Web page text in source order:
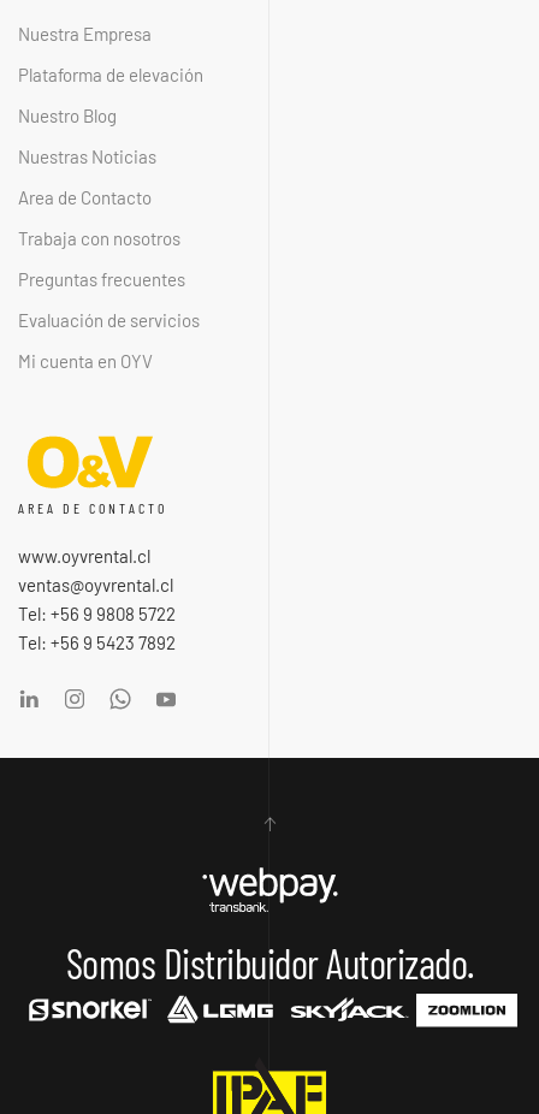
Nuestra Empresa
Plataforma de elevación
Nuestro Blog
Nuestras Noticias
Area de Contacto
Trabaja con nosotros
Preguntas frecuentes
Evaluación de servicios
Mi cuenta en OYV
AREA DE CONTACTO
www.oyvrental.cl
ventas@oyvrental.cl
Tel: +56 9 9808 5722
Tel: +56 9 5423 7892
Somos Distribuidor Autorizado.